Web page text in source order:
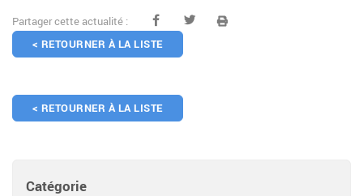
Partager cette actualité :
< RETOURNER À LA LISTE
< RETOURNER À LA LISTE
Catégorie